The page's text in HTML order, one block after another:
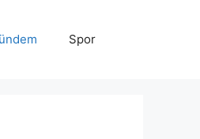
Spor